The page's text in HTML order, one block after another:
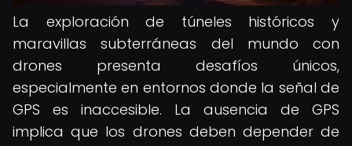
La exploración de túneles históricos y
maravillas subterráneas del mundo con
drones presenta desafíos únicos,
especialmente en entornos donde la señal de
GPS es inaccesible. La ausencia de GPS
implica que los drones deben depender de